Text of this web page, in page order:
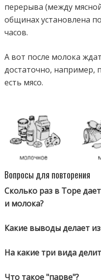
перерыва (между
общинах установлена
часов.
А вот после молока
достаточно, например,
есть мясо.
Вопросы для повторения
Сколько раз в Торе
и молока?
Какие выводы делает
На какие три вида
Что такое "парве"?